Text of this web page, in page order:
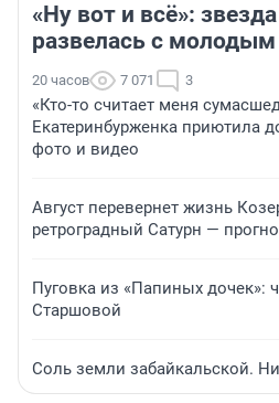
«Ну вот и всё»:
развелась с
20 часов 7 071 3
«Кто-то считает меня
Екатеринбурженка приютила
фото и видео
Август перевернет жизнь
ретроградный Сатурн —
Пуговка из «Папиных дочек»:
Старшовой
Соль земли забайкальской.